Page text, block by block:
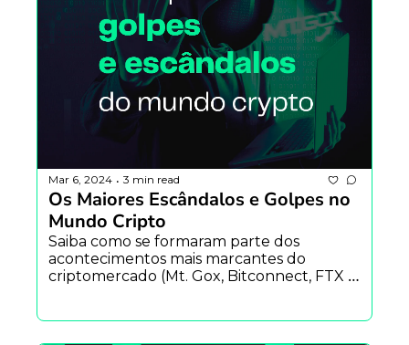
Mar 6, 2024 • 3 min read
Os Maiores Escândalos e Golpes no
Mundo Cripto
Saiba como se formaram parte dos
acontecimentos mais marcantes do
criptomercado (Mt. Gox, Bitconnect, FTX e